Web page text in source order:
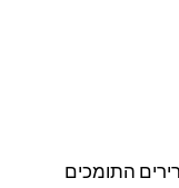
התומכים